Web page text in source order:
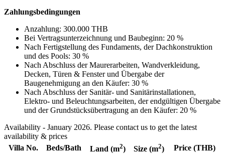
Zahlungsbedingungen
Anzahlung: 300.000 THB
Bei Vertragsunterzeichnung und Baubeginn: 20 %
Nach Fertigstellung des Fundaments, der Dachkonstruktion
und des Pools: 30 %
Nach Abschluss der Maurerarbeiten, Wandverkleidung,
Decken, Türen & Fenster und Übergabe der
Baugenehmigung an den Käufer: 30 %
Nach Abschluss der Sanitär- und Sanitärinstallationen,
Elektro- und Beleuchtungsarbeiten, der endgültigen Übergabe
und der Grundstücksübertragung an den Käufer: 20 %
Availability - January 2026. Please contact us to get the latest
availability & prices
Villa No.
Beds/Bath Land (m2) Size (m2)
Price (THB)